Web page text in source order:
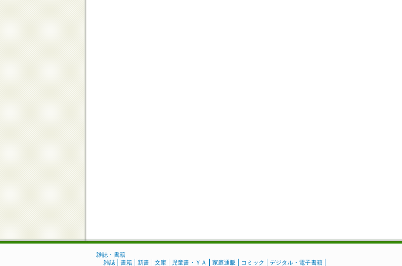
雑誌・書籍
雑誌
書籍 新書 文庫 児童書・ＹＡ 家庭通販 コミック デジタル・電子書籍